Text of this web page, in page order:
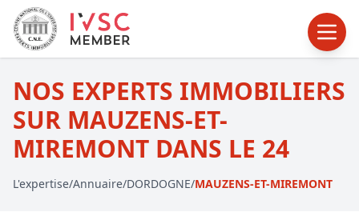
NOS EXPERTS IMMOBILIERS
SUR MAUZENS-ET-
MIREMONT DANS LE 24
L'expertise/Annuaire/DORDOGNE/MAUZENS-ET-MIREMONT